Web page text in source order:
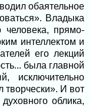
обаятельное
Владыка
человека, прямо-
интеллектом и
его лекций
была главной
исключительно
творчески». И вот
облика,